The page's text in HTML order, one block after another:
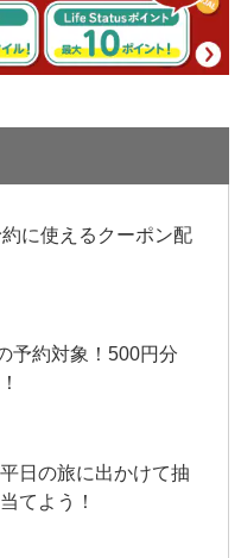
に使えるクーポン配
予約対象！500円分
日の旅に出かけて抽
てよう！